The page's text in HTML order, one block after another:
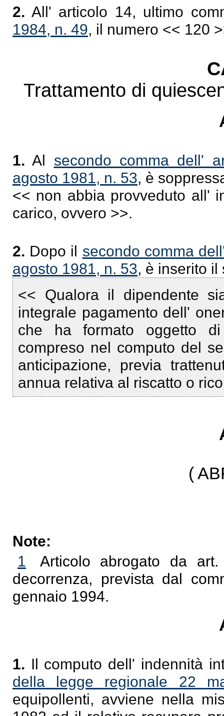
2. All' articolo 14, ultimo
1984, n. 49, il numero << 120
Trattamento di
1. Al secondo comma dell'
agosto 1981, n. 53, è
<< non abbia provveduto all'
carico, ovvero >>.
2. Dopo il secondo comma
agosto 1981, n. 53, è inserito il
<< Qualora il dipendente
integrale pagamento dell'
che ha formato oggetto
compreso nel computo del
anticipazione, previa
annua relativa al riscatto o
(
Note:
1
Articolo abrogato da
decorrenza, prevista dal
gennaio 1994.
1. Il computo dell' indennità
della legge regionale 22
equipollenti, avviene nella